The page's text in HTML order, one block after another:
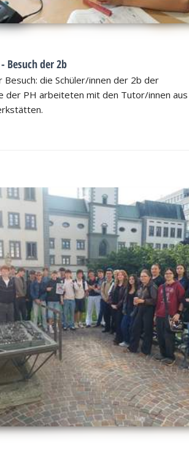
Besuch der 2b
die Schüler/innen der 2b der
der PH arbeiteten mit den Tutor/innen